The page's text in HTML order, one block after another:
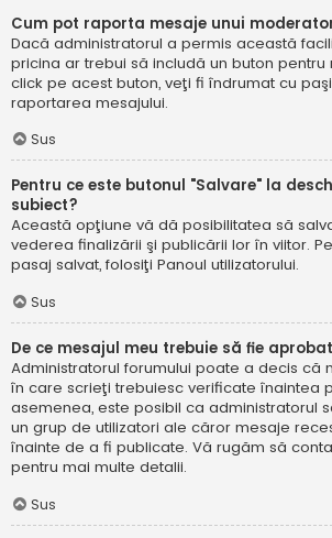
Cum pot raporta mesaje unui
Dacă administratorul a permis această
pricina ar trebui să includă un buton pentru
click pe acest buton, veţi fi îndrumat cu
raportarea mesajului.
Sus
Pentru ce este butonul "Salvare" la
subiect?
Această opţiune vă dă posibilitatea să
vederea finalizării şi publicării lor în viitor.
pasaj salvat, folosiţi Panoul utilizatorului.
Sus
De ce mesajul meu trebuie să fie
Administratorul forumului poate a decis că
în care scrieţi trebuiesc verificate înaintea
asemenea, este posibil ca administratorul
un grup de utilizatori ale căror mesaje
înainte de a fi publicate. Vă rugăm să
pentru mai multe detalii.
Sus